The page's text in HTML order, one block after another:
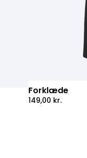
Forklæde
149,00 kr.